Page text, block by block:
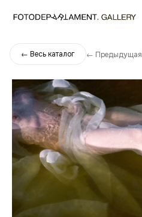
← Весь каталог ← Предыдущая